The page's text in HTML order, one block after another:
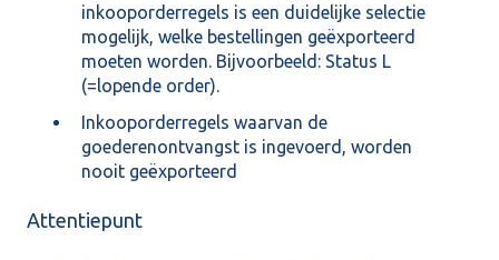
inkooporderregels is een duidelijke selectie
mogelijk, welke bestellingen geëxporteerd
moeten worden. Bijvoorbeeld: Status L
(=lopende order).
Inkooporderregels waarvan de
goederenontvangst is ingevoerd, worden
nooit geëxporteerd
Attentiepunt